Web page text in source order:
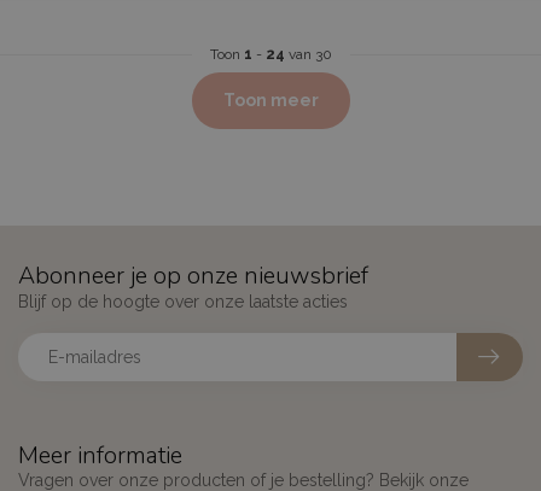
Toon 1 - 24 van 30
Toon meer
Meer informatie
Vragen over onze producten of je bestelling? Bekijk onze
Abonneer je op onze nieuwsbrief
Blijf op de hoogte over onze laatste acties